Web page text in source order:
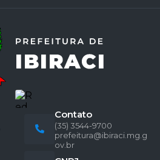
Contato
(35) 3544-9700
prefeitura@ibiraci.mg.g
ov.br